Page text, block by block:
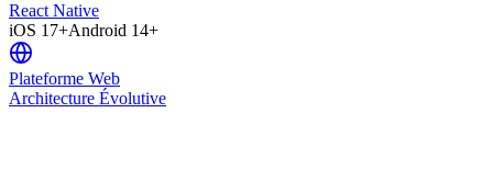
React Native
iOS 17+Android 14+
Plateforme Web
Architecture Évolutive